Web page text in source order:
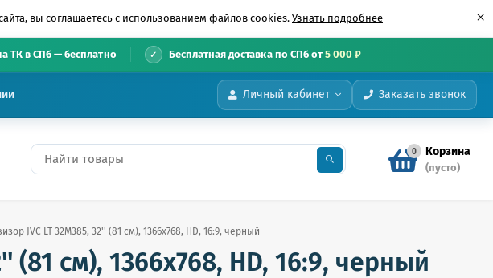
вы соглашаетесь с использованием файлов cookies. Узнать подробнее ×
ТК в СПб — бесплатно Бесплатная доставка по СПб от5 000 ₽
Личный кабинет Заказать звонок
0 Корзина
(пусто)
JVC LT-32M385, 32'' (81 см), 1366x768, HD, 16:9, черный
(81 см), 1366x768, HD, 16:9, черный